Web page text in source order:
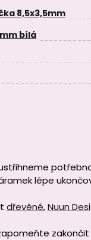
8,5x3,5mm
bílá
lépe
dřevěné,Nuun